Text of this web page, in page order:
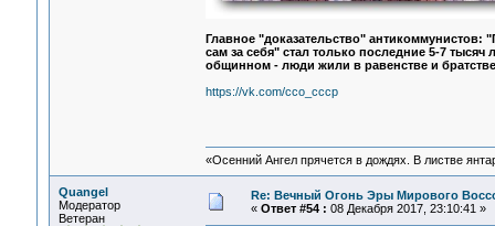
Главное "доказательство"
сам за себя" стал только последние 5-7
общинном - люди жили в равенстве и
https://vk.com/cco_cccp
«Осенний Ангел прячется в дождях. В листве
Quangel
Модератор
Ветеран
Re: Вечный Огонь Эры Мирового
« Ответ #54 : 08 Декабря 2017, 23:10:41 »